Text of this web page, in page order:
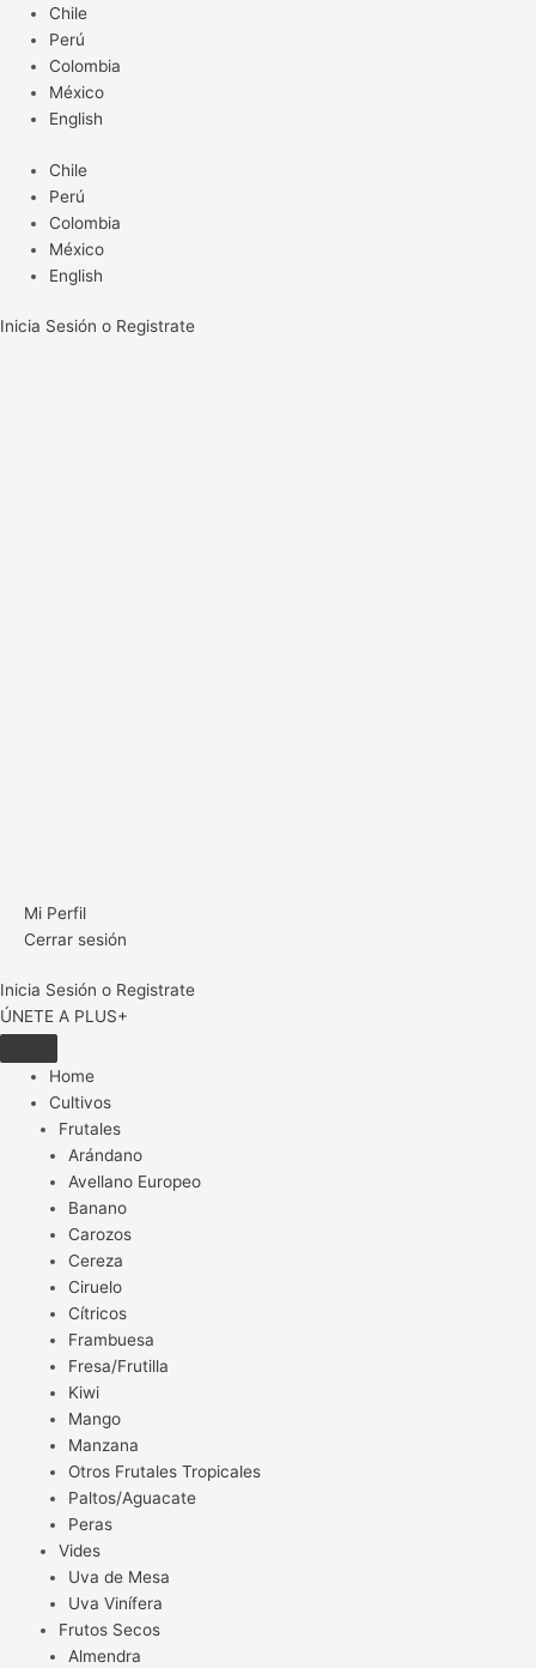
contenido
Chile
Perú
Colombia
México
English
Chile
Perú
Colombia
México
English
Inicia Sesión o Registrate
Mi Perfil
Cerrar sesión
Inicia Sesión o Registrate
ÚNETE A PLUS+
Home
Cultivos
Frutales
Arándano
Avellano Europeo
Banano
Carozos
Cereza
Ciruelo
Cítricos
Frambuesa
Fresa/Frutilla
Kiwi
Mango
Manzana
Otros Frutales Tropicales
Paltos/Aguacate
Peras
Vides
Uva de Mesa
Uva Vinífera
Frutos Secos
Almendra